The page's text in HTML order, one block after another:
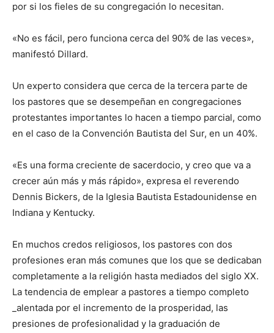
por si los fieles de su congregación lo necesitan.
«No es fácil, pero funciona cerca del 90% de las veces»,
manifestó Dillard.
Un experto considera que cerca de la tercera parte de
los pastores que se desempeñan en congregaciones
protestantes importantes lo hacen a tiempo parcial, como
en el caso de la Convención Bautista del Sur, en un 40%.
«Es una forma creciente de sacerdocio, y creo que va a
crecer aún más y más rápido», expresa el reverendo
Dennis Bickers, de la Iglesia Bautista Estadounidense en
Indiana y Kentucky.
En muchos credos religiosos, los pastores con dos
profesiones eran más comunes que los que se dedicaban
completamente a la religión hasta mediados del siglo XX.
La tendencia de emplear a pastores a tiempo completo
_alentada por el incremento de la prosperidad, las
presiones de profesionalidad y la graduación de